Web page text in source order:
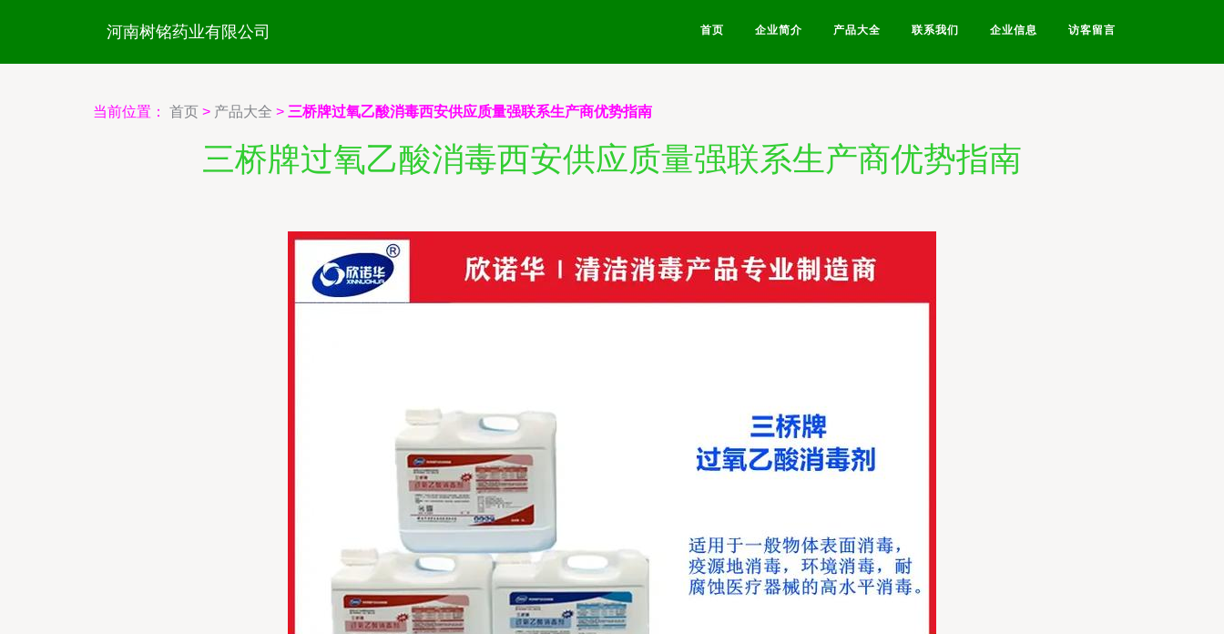
河南树铭药业有限公司 首页 企业简介 产品大全 联系我们 企业信息 访客留言
当前位置： 首页 > 产品大全 > 三桥牌过氧乙酸消毒西安供应质量强联系生产商优势指南
三桥牌过氧乙酸消毒西安供应质量强联系生产商优势指南